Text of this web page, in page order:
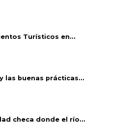
Turísticos en...
las buenas prácticas...
checa donde el río...